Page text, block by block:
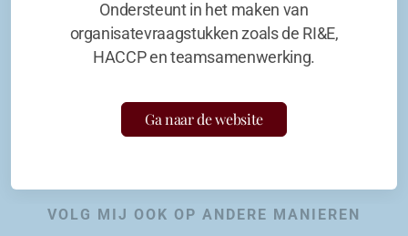
Ondersteunt in het maken van
organisatevraagstukken zoals de RI&E,
HACCP en teamsamenwerking.
Ga naar de website
VOLG MIJ OOK OP ANDERE MANIEREN